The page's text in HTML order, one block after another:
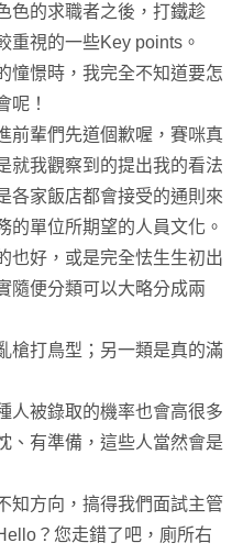
色的求職者之後，打鐵趁
重視的一些Key points。
憧憬時，我完全不知道要怎
呢！
前輩們先道個歉喔，賽咪真
就我觀察到的提出我的看法
各家飯店都會接受的通則來
的單位所期望的人員文化。
也好，或是完全怯生生初出
隨便分類可以大略分成兩
槍打鳥型；另一類是真的滿
人被錄取的機率也會高很多
、有準備，這些人當然會是
知方向，搞得我們面試主管
？您走錯了吧，廁所右